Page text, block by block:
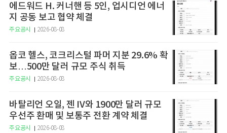
에드워드 H. 커너핸 등 5인, 업시디언 에너
지 공동 보고 협약 체결
주요공시 2026-08-08
옵코 헬스, 코크리스털 파머 지분 29.6% 확
보…500만 달러 규모 주식 취득
주요공시 2026-08-08
바탈리언 오일, 젠 IV와 1900만 달러 규모
우선주 환매 및 보통주 전환 계약 체결
주요공시 2026-08-08